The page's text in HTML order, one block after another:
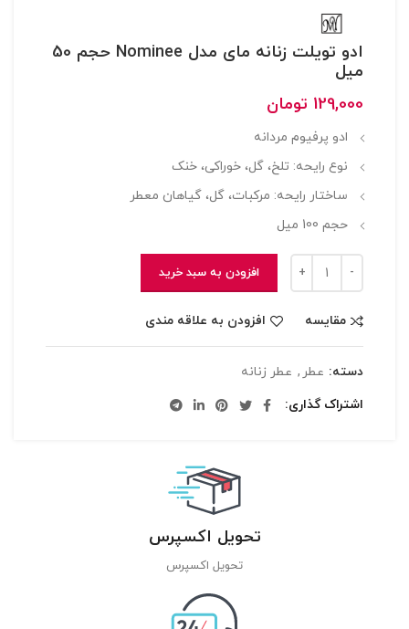
ادو تویلت زنانه مای مدل Nominee حجم 50
میل
129,000 تومان
ادو پرفیوم مردانه
نوع رایحه: تلخ، گل، خوراکی، خنک
ساختار رایحه: مرکبات، گل، گیاهان معطر
حجم 100 ميل
افزودن به سبد خرید
مقایسه افزودن به علاقه مندی
دسته: عطر , عطر زنانه
اشتراک گذاری
تحویل اکسپرس
تحویل اکسپرس